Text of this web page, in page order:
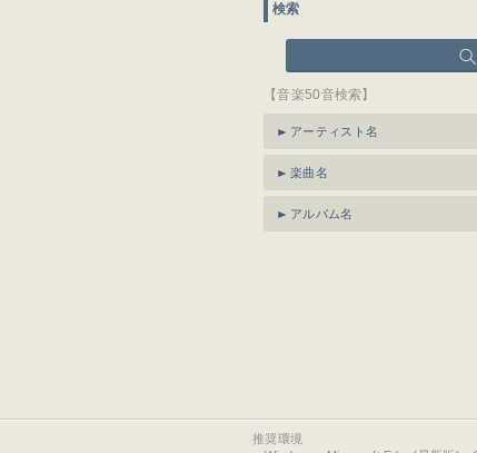
検索
【音楽50音検索】
アーティスト名
楽曲名
アルバム名
推奨環境